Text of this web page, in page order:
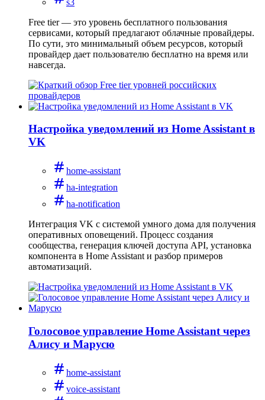
Free tier — это уровень бесплатного пользования
сервисами, который предлагают облачные провайдеры.
По сути, это минимальный объем ресурсов, который
провайдер дает пользователю бесплатно на время или
навсегда.
Настройка уведомлений из Home Assistant в
VK
home-assistant
ha-integration
ha-notification
Интеграция VK с системой умного дома для получения
оперативных оповещений. Процесс создания
сообщества, генерация ключей доступа API, установка
компонента в Home Assistant и разбор примеров
автоматизаций.
Голосовое управление Home Assistant через
Алису и Марусю
home-assistant
voice-assistant